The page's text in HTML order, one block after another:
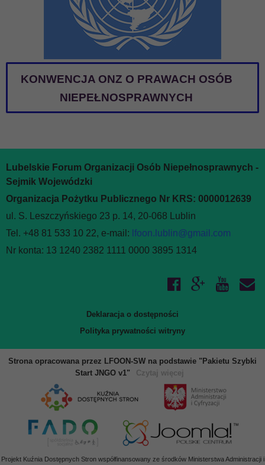
KONWENCJA ONZ O PRAWACH OSÓB
NIEPEŁNOSPRAWNYCH
Lubelskie Forum Organizacji Osób Niepełnosprawnych -
Sejmik Wojewódzki
Organizacja Pożytku Publicznego Nr KRS: 0000012639
ul. S. Leszczyńskiego 23 p. 14, 20-068 Lublin
Tel. +48 81 533 10 22, e-mail: lfoon.lublin@gmail.com
Nr konta: 13 1240 2382 1111 0000 3895 1314
Deklaracja o dostępności
Polityka prywatności witryny
Strona opracowana przez LFOON-SW na podstawie "Pakietu Szybki
Start JNGO v1"
Czytaj więcej
Projekt Kuźnia Dostępnych Stron współfinansowany ze środków Ministerstwa Administracji i